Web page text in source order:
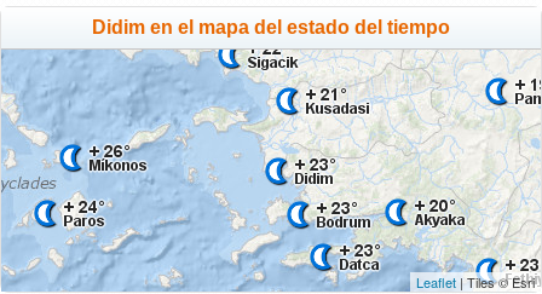
Didim en el mapa del estado del tiempo
Leaflet | Tiles © Esri